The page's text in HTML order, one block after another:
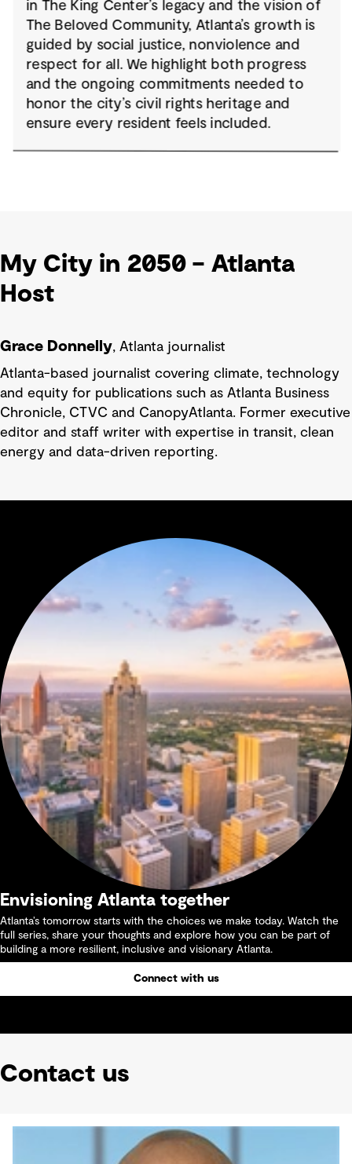
My City in 2050 – Atlanta
Host
Grace Donnelly, Atlanta journalist
Atlanta-based journalist covering climate, technology
and equity for publications such as Atlanta Business
Chronicle, CTVC and CanopyAtlanta. Former executive
editor and staff writer with expertise in transit, clean
energy and data-driven reporting.
Envisioning Atlanta together
Atlanta’s tomorrow starts with the choices we make today. Watch the
full series, share your thoughts and explore how you can be part of
building a more resilient, inclusive and visionary Atlanta.
Connect with us
Contact us